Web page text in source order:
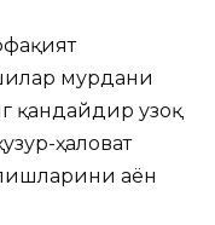
мурдани
қандайдир узоқ
ҳаловат
аён